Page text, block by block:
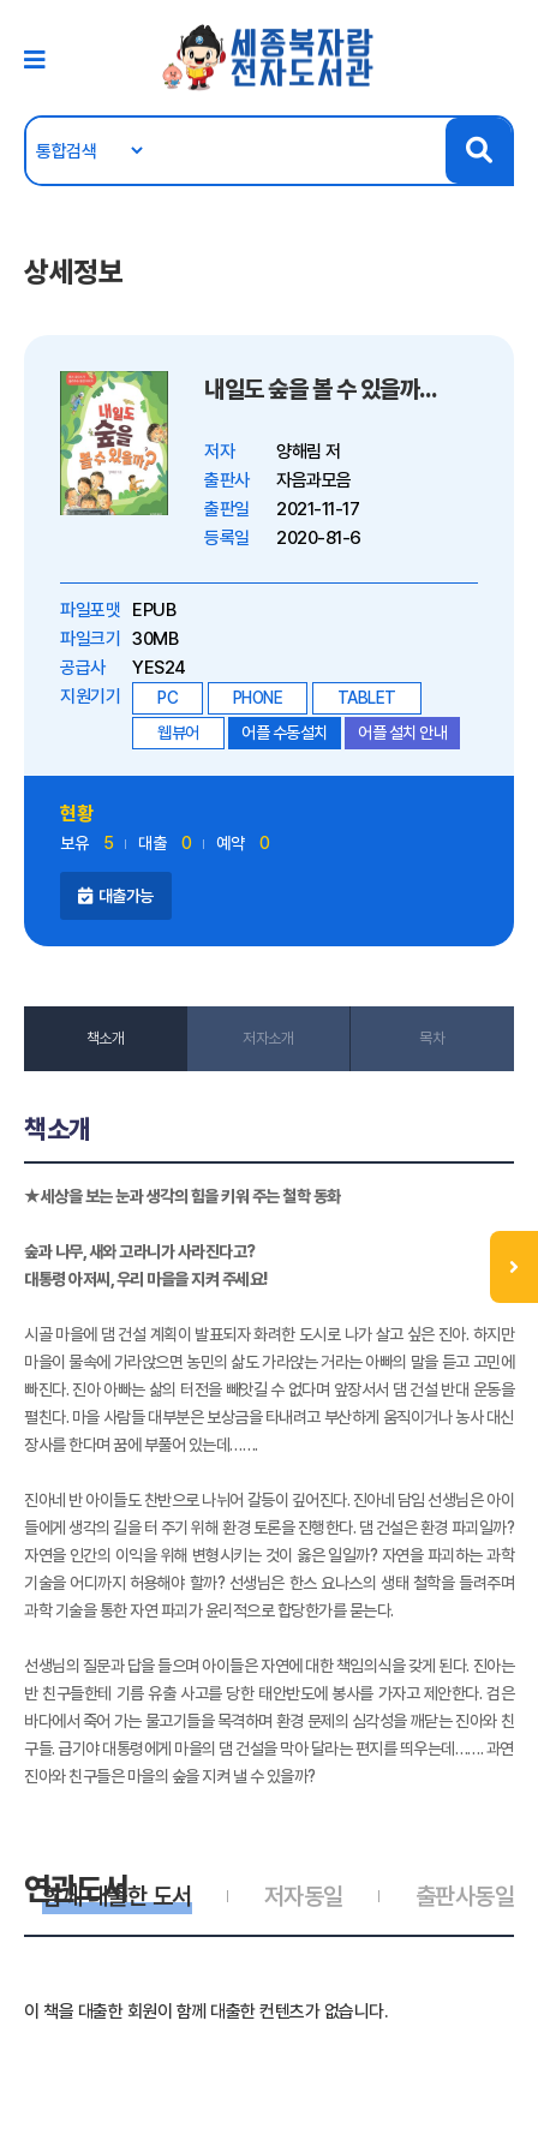
상세정보
내일도 숲을 볼 수 있을까? : 한스 요나스가 들려주는 환경 이야기
저자
양해림 저
출판사
자음과모음
출판일
2021-11-17
등록일
2020-81-6
파일포맷
EPUB
파일크기
30MB
공급사
YES24
지원기기
PC PHONE
TABLET
웹뷰어
어플 수동설치 어플 설치 안내
현황
보유 5 대출 0 예약 0
대출가능
책소개 저자소개 목차
책소개
★세상을 보는 눈과 생각의 힘을 키워 주는 철학 동화
숲과 나무, 새와 고라니가 사라진다고?
대통령 아저씨, 우리 마을을 지켜 주세요!
시골 마을에 댐 건설 계획이 발표되자 화려한 도시로 나가 살고 싶은 진아. 하지만
마을이 물속에 가라앉으면 농민의 삶도 가라앉는 거라는 아빠의 말을 듣고 고민에
빠진다. 진아 아빠는 삶의 터전을 빼앗길 수 없다며 앞장서서 댐 건설 반대 운동을
펼친다. 마을 사람들 대부분은 보상금을 타내려고 부산하게 움직이거나 농사 대신
장사를 한다며 꿈에 부풀어 있는데…….
진아네 반 아이들도 찬반으로 나뉘어 갈등이 깊어진다. 진아네 담임 선생님은 아이
들에게 생각의 길을 터 주기 위해 환경 토론을 진행한다. 댐 건설은 환경 파괴일까?
자연을 인간의 이익을 위해 변형시키는 것이 옳은 일일까? 자연을 파괴하는 과학
기술을 어디까지 허용해야 할까? 선생님은 한스 요나스의 생태 철학을 들려주며
과학 기술을 통한 자연 파괴가 윤리적으로 합당한가를 묻는다.
선생님의 질문과 답을 들으며 아이들은 자연에 대한 책임의식을 갖게 된다. 진아는
반 친구들한테 기름 유출 사고를 당한 태안반도에 봉사를 가자고 제안한다. 검은
바다에서 죽어 가는 물고기들을 목격하며 환경 문제의 심각성을 깨닫는 진아와 친
구들. 급기야 대통령에게 마을의 댐 건설을 막아 달라는 편지를 띄우는데……. 과연
진아와 친구들은 마을의 숲을 지켜 낼 수 있을까?
연관도서 출판사동일
저자동일
함께 대출한 도서
이 책을 대출한 회원이 함께 대출한 컨텐츠가 없습니다.